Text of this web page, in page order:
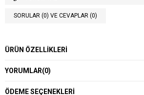
SORULAR (0) VE CEVAPLAR (0)
ÜRÜN ÖZELLIKLERI
YORUMLAR(0)
ÖDEME SEÇENEKLERI